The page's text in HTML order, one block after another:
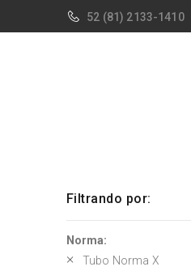
52 (81) 2133-1410
Filtrando por:
Norma:
Tubo Norma X